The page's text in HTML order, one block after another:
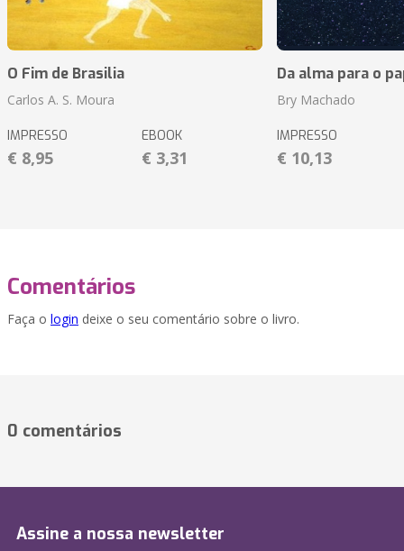
O Fim de Brasilia
Carlos A. S. Moura
IMPRESSO
€ 8,95
EBOOK
€ 3,31
Da alma para o
Bry Machado
IMPRESSO
€ 10,13
Comentários
Faça o login deixe o seu comentário sobre o livro.
0 comentários
Assine a nossa newsletter